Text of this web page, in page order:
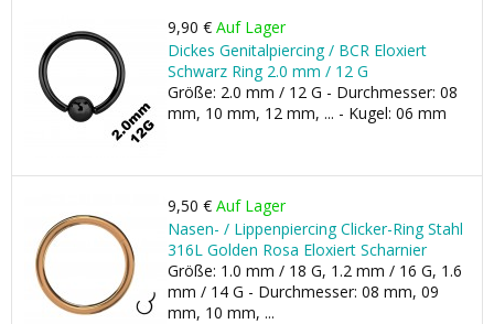
9,90 € Auf Lager
Dickes Genitalpiercing / BCR Eloxiert
Schwarz Ring 2.0 mm / 12 G
Größe: 2.0 mm / 12 G - Durchmesser: 08
mm, 10 mm, 12 mm, ... - Kugel: 06 mm
9,50 € Auf Lager
Nasen- / Lippenpiercing Clicker-Ring Stahl
316L Golden Rosa Eloxiert Scharnier
Größe: 1.0 mm / 18 G, 1.2 mm / 16 G, 1.6
mm / 14 G - Durchmesser: 08 mm, 09
mm, 10 mm, ...